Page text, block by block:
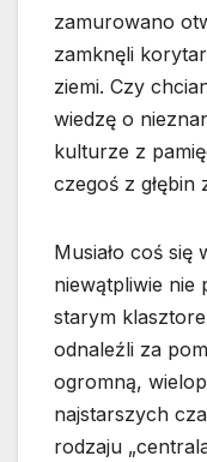
zamurowano
zamknęli
ziemi. Czy
wiedzę o
kulturze z
czegoś z głębin
Musiało coś
niewątpliwie nie
starym
odnaleźli za
ogromną,
najstarszych
rodzaju